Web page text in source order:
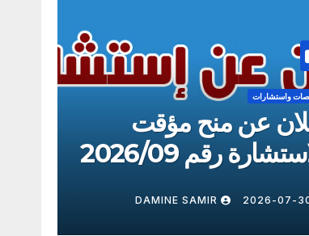
للاستشارة رقم
منح مؤقت
2026/8
DAMINE SAMIR